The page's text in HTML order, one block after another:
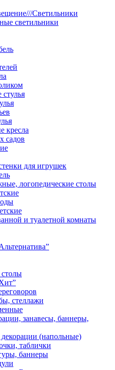
Светильники
светильники
кресла
садов
для игрушек
логопедические столы
и туалетной комнаты
стеллажи
занавесы, баннеры,
декорации (напольные)
таблички
баннеры